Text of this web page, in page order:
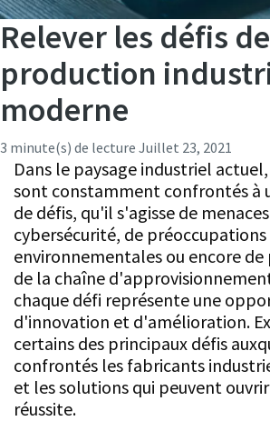
C'est le moment d'étalonner ?
Assurez votre qualité et réduisez les
l’étalonnage des outils et à l’étalonnage
qualité accrédité.​
Faites étalonner vos outils dès
Momentum Talks
Découvrez des discussions inspirantes
Atlas Copco
Relever les défis
production
moderne
3 minute(s) de lecture Juillet 23, 2021
Dans le paysage industriel
sont constamment confrontés à
de défis, qu'il s'agisse de
cybersécurité, de préoccupations
environnementales ou encore
de la chaîne
chaque défi représente une
d'innovation et d'amélioration.
certains des principaux défis
confrontés les fabricants
et les solutions qui peuvent
réussite.